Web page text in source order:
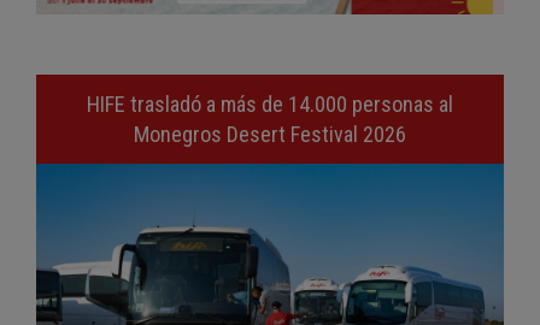
HIFE trasladó a más de 14.000 personas al
Monegros Desert Festival 2026